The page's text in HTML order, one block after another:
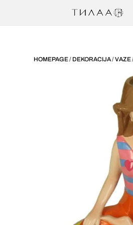
HOMEPAGE/ DEKORACIJA/VAZE